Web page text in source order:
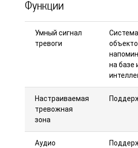
Функции
Умный сигнал
тревоги
на базе
Настраиваемая
тревожная
зона
Аудио